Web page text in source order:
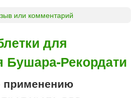
или комментарий
для
Бушара-Рекордати